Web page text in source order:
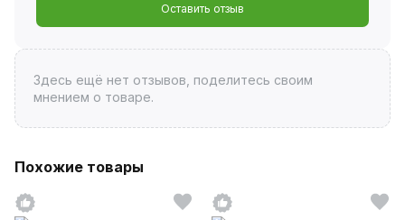
Оставить отзыв
Здесь ещё нет отзывов, поделитесь своим
мнением о товаре.
Похожие товары